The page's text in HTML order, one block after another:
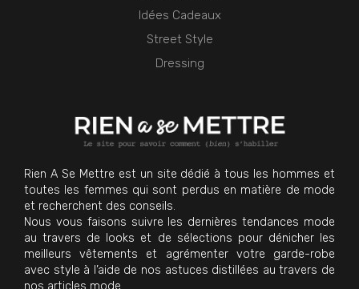
Rien A Se Mettre est un site dédié à tous les hommes et
toutes les femmes qui sont perdus en matière de mode
et recherchent des conseils.
Nous vous faisons suivre les dernières tendances mode
au travers de looks et de sélections pour dénicher les
meilleurs vêtements et agrémenter votre garde-robe
avec style à l’aide de nos astuces distillées au travers de
nos articles mode.
Idées Cadeaux
Street Style
Dressing